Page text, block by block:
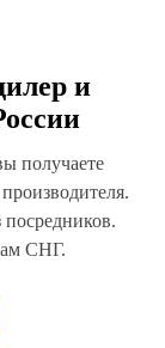
и
получаете
СНГ.